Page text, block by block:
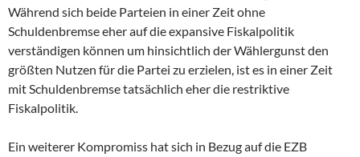
Während sich beide Parteien in einer Zeit ohne
Schuldenbremse eher auf die expansive Fiskalpolitik
verständigen können um hinsichtlich der Wählergunst den
größten Nutzen für die Partei zu erzielen, ist es in einer Zeit
mit Schuldenbremse tatsächlich eher die restriktive
Fiskalpolitik.
Ein weiterer Kompromiss hat sich in Bezug auf die EZB